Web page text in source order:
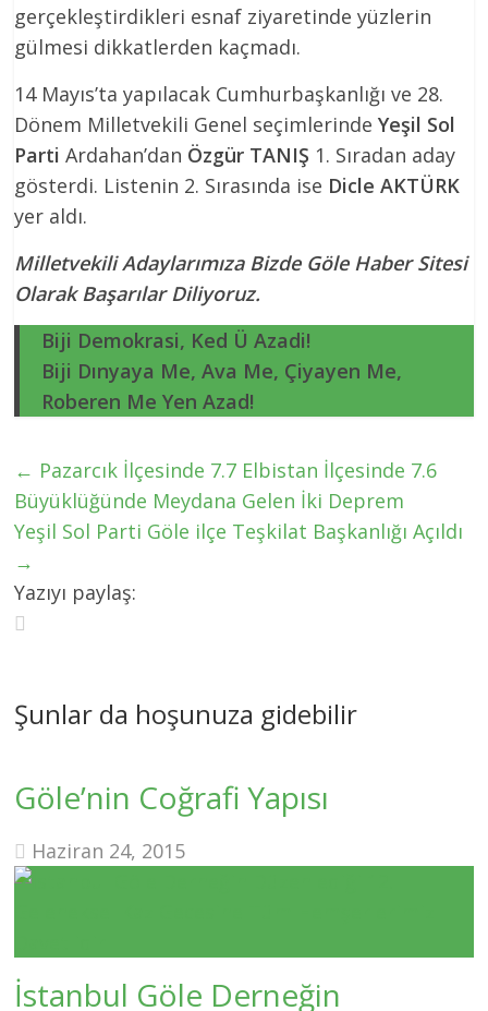
gerçekleştirdikleri esnaf ziyaretinde yüzlerin
gülmesi dikkatlerden kaçmadı.
14 Mayıs’ta yapılacak Cumhurbaşkanlığı ve 28.
Dönem Milletvekili Genel seçimlerinde Yeşil Sol
Parti Ardahan’dan Özgür TANIŞ 1. Sıradan aday
gösterdi. Listenin 2. Sırasında ise Dicle AKTÜRK
yer aldı.
Milletvekili Adaylarımıza Bizde Göle Haber Sitesi
Olarak Başarılar Diliyoruz.
Biji Demokrasi, Ked Ü Azadi!
Biji Dınyaya Me, Ava Me, Çiyayen Me,
Roberen Me Yen Azad!
← Pazarcık İlçesinde 7.7 Elbistan İlçesinde 7.6
Büyüklüğünde Meydana Gelen İki Deprem
Yeşil Sol Parti Göle ilçe Teşkilat Başkanlığı Açıldı
→
Yazıyı paylaş:
Şunlar da hoşunuza gidebilir
Göle’nin Coğrafi Yapısı
Haziran 24, 2015
İstanbul Göle Derneğin